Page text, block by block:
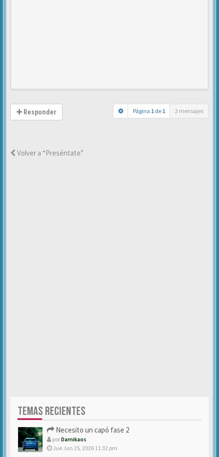
Responder Página 1 de 1 2 mensajes
Volver a “Preséntate”
TEMAS RECIENTES
Necesito un capó fase 2
porDamikaos
Jue Jun 25, 2026 11:32 pm